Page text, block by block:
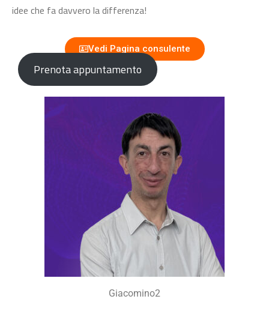
idee che fa davvero la differenza!
Vedi Pagina consulente
Prenota appuntamento
Giacomino2